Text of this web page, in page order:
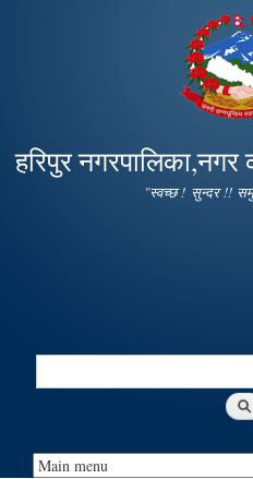
main
content
हरिपुर नगरपालिका,नगर
"स्वच्छ ! सुन्दर !!
Search